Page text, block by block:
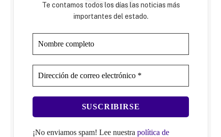
Te contamos todos los días las noticias más
importantes del estado.
¡No enviamos spam! Lee nuestra política de